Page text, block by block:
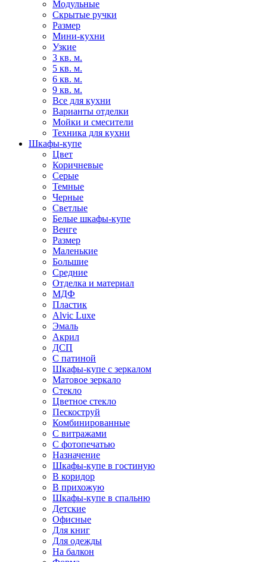
Модульные
Скрытые ручки
Размер
Мини-кухни
Узкие
3 кв. м.
5 кв. м.
6 кв. м.
9 кв. м.
Все для кухни
Варианты отделки
Мойки и смесители
Техника для кухни
Шкафы-купе
Цвет
Коричневые
Серые
Темные
Черные
Светлые
Белые шкафы-купе
Венге
Размер
Маленькие
Большие
Средние
Отделка и материал
МДФ
Пластик
Alvic Luxe
Эмаль
Акрил
ДСП
С патиной
Шкафы-купе с зеркалом
Матовое зеркало
Стекло
Цветное стекло
Пескоструй
Комбинированные
С витражами
С фотопечатью
Назначение
Шкафы-купе в гостиную
В коридор
В прихожую
Шкафы-купе в спальню
Детские
Офисные
Для книг
Для одежды
На балкон